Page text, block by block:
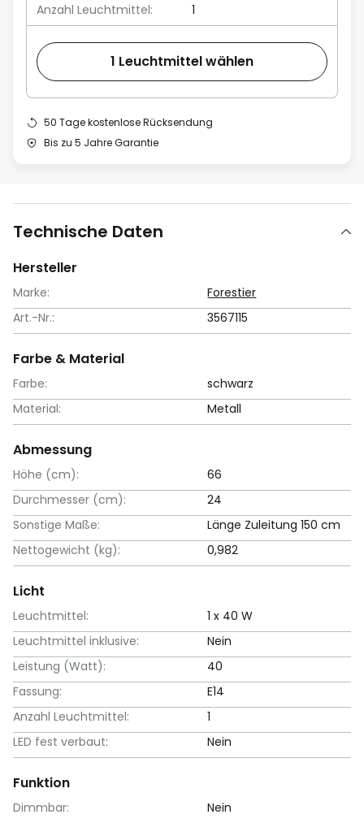
Anzahl Leuchtmittel:
1
1 Leuchtmittel wählen
50 Tage kostenlose Rücksendung
Bis zu 5 Jahre Garantie
Technische Daten
Hersteller
Marke:
Forestier
Art.-Nr.:
3567115
Farbe & Material
Farbe:
schwarz
Material:
Metall
Abmessung
Höhe (cm):
66
Durchmesser (cm):
24
Sonstige Maße:
Länge Zuleitung 150 cm
Nettogewicht (kg):
0,982
Licht
Leuchtmittel:
1 x 40 W
Leuchtmittel inklusive:
Nein
Leistung (Watt):
40
Fassung:
E14
Anzahl Leuchtmittel:
1
LED fest verbaut:
Nein
Funktion
Dimmbar:
Nein